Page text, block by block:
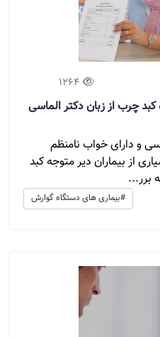
1264
چرب از زبان دکتر الماسی
و دارای خواب نامنظم
از بیماران دیر متوجه کبد
برر...
#بیماری های دستگاه گوارش